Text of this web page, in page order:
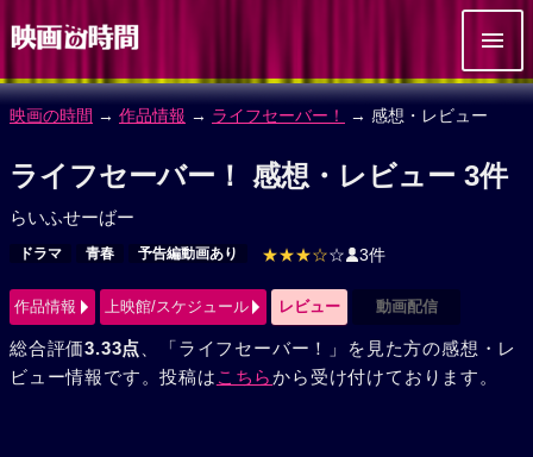
映画の時間 → 作品情報 → ライフセーバー！ → 感想・レビュー
ライフセーバー！ 感想・レビュー 3件
らいふせーばー
ドラマ 青春 予告編動画あり ★★★☆☆ 3件
作品情報 上映館/スケジュール レビュー 動画配信
総合評価3.33点 、「ライフセーバー！」を見た方の感想・レ
ビュー情報です。投稿は こちらから受け付けております。